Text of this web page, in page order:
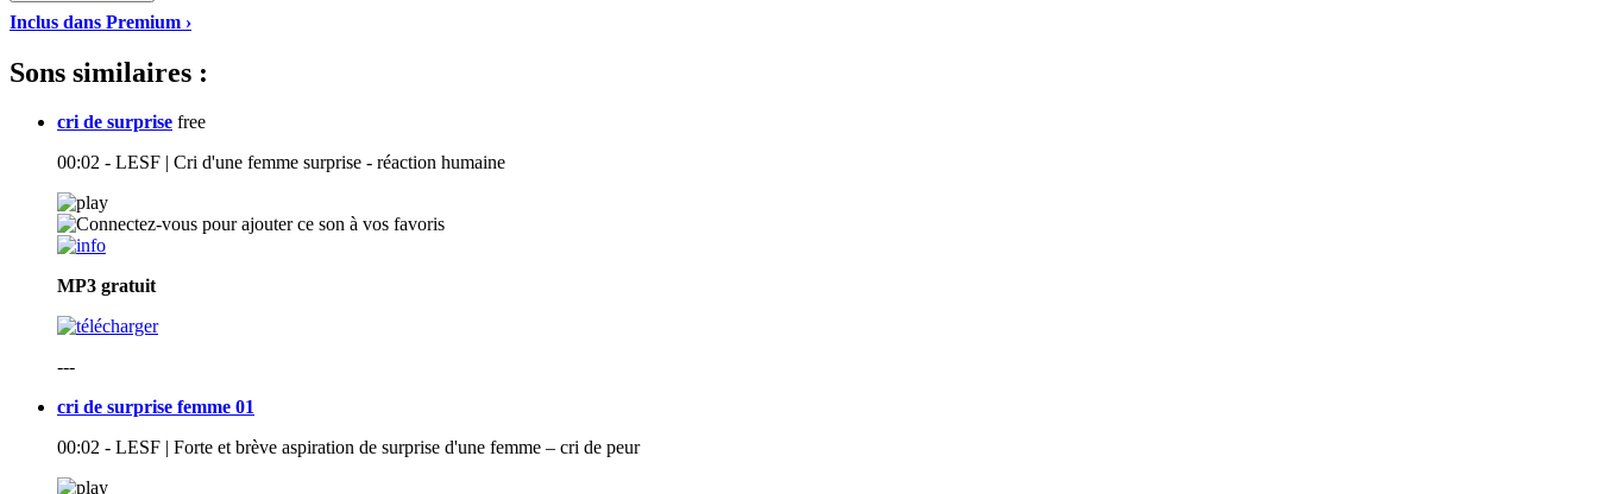
Inclus dans Premium ›
Sons similaires :
cri de surprise free
00:02 - LESF | Cri d'une femme surprise - réaction humaine
MP3 gratuit
---
cri de surprise femme 01
00:02 - LESF | Forte et brève aspiration de surprise d'une femme – cri de peur